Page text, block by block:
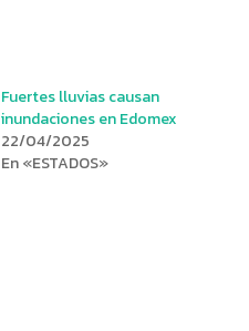
Fuertes lluvias causan
inundaciones en Edomex
22/04/2025
En «ESTADOS»